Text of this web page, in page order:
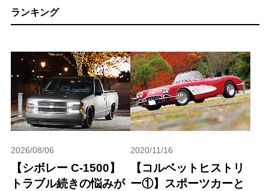
ランキング
2026/08/06
【シボレー C-1500】
トラブル続きの悩みが
2020/11/16
【コルベットヒストリ
ー①】スポーツカーと